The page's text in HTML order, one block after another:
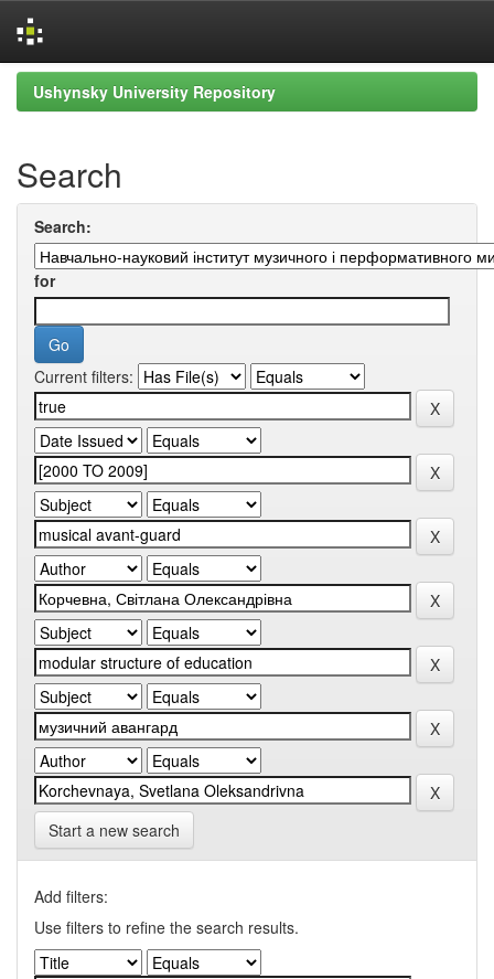
Skip
navigation
Ushynsky University Repository
Search
Search:
for
Current filters:
Start a new search
Add filters:
Use filters to refine the search results.